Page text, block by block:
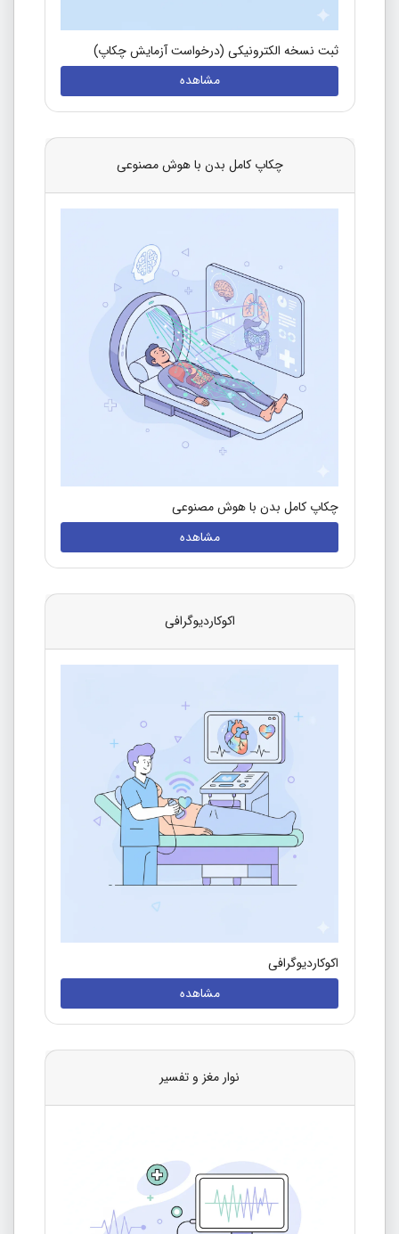
ثبت نسخه الکترونیکی (درخواست آزمایش چکاپ)
مشاهده
چکاپ کامل بدن با هوش مصنوعی
چکاپ کامل بدن با هوش مصنوعی
مشاهده
اکوکاردیوگرافی
اکوکاردیوگرافی
مشاهده
نوار مغز و تفسیر